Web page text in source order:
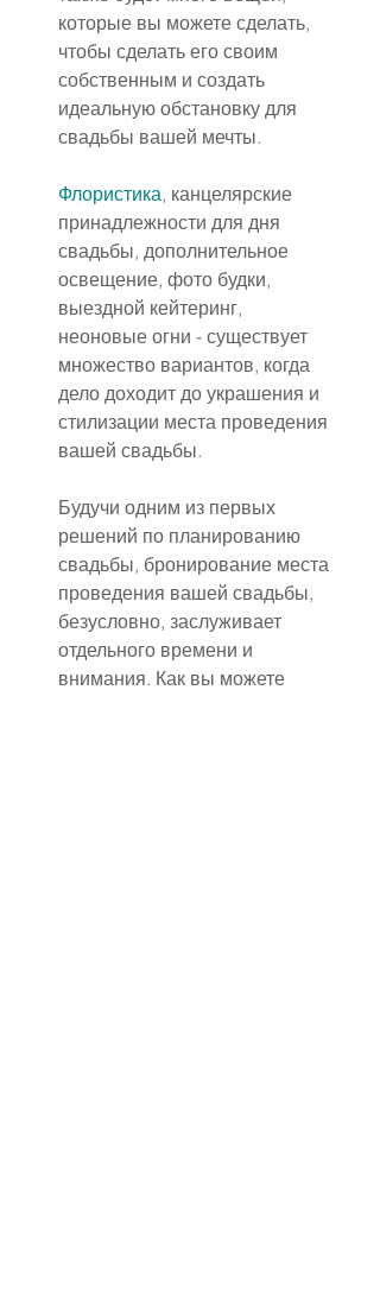
которые вы можете сделать,
чтобы сделать его своим
собственным и создать
идеальную обстановку для
свадьбы вашей мечты.
Флористика, канцелярские
принадлежности для дня
свадьбы, дополнительное
освещение, фото будки,
выездной кейтеринг,
неоновые огни - существует
множество вариантов, когда
дело доходит до украшения и
стилизации места проведения
вашей свадьбы.
Будучи одним из первых
решений по планированию
свадьбы, бронирование места
проведения вашей свадьбы,
безусловно, заслуживает
отдельного времени и
внимания. Как вы можете